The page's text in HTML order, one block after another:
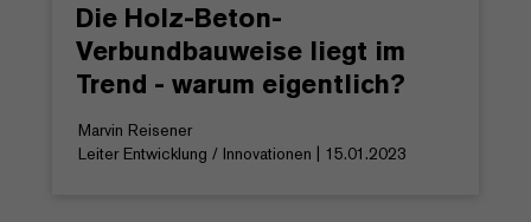
Die Holz-Beton-
Verbundbauweise liegt im
Trend - warum eigentlich?
Marvin Reisener
Leiter Entwicklung / Innovationen | 15.01.2023